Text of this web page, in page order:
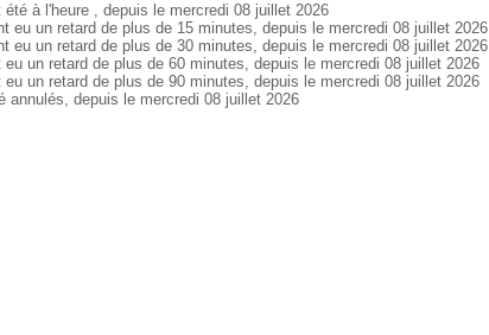
à l'heure , depuis le mercredi 08 juillet 2026
eu un retard de plus de 15 minutes, depuis le mercredi 08 juillet 2026
eu un retard de plus de 30 minutes, depuis le mercredi 08 juillet 2026
un retard de plus de 60 minutes, depuis le mercredi 08 juillet 2026
un retard de plus de 90 minutes, depuis le mercredi 08 juillet 2026
depuis le mercredi 08 juillet 2026